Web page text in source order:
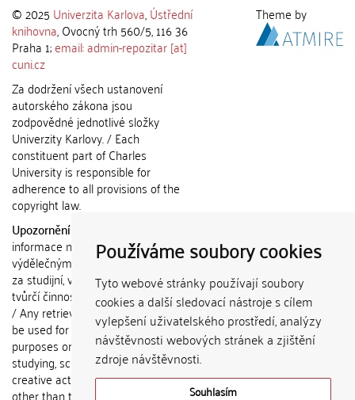
Používáme soubory cookies
Tyto webové stránky používají soubory
cookies a další sledovací nástroje s cílem
vylepšení uživatelského prostředí, analýzy
návštěvnosti webových stránek a zjištění
zdroje návštěvnosti.
Souhlasím
© 2025 Univerzita Karlova,Ústřední
knihovna, Ovocný trh 560/5, 116 36
Praha 1;email: admin-repozitar [at]
cuni.cz
Za dodržení všech ustanovení
autorského zákona jsou
zodpovědné jednotlivé složky
Univerzity Karlovy. / Each
constituent part of Charles
University is responsible for
adherence to all provisions of the
copyright law.
Upozornění / Notice:
informace nemohou být použity k
výdělečným účelům nebo vydávány
za studijní, vědeckou nebo jinou
tvůrčí činnost jiné osoby než autora.
/ Any retrieved information shall not
be used for any commercial
purposes or claimed as results of
studying, scientific or any other
creative activities of any person
other than the author.
Theme by